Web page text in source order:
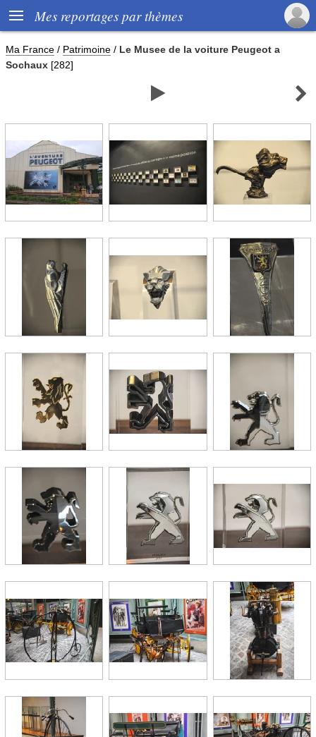
 Mes reportages par thèmes
Ma France / Patrimoine / Le Musee de la voiture Peugeot a
Sochaux [282]
 